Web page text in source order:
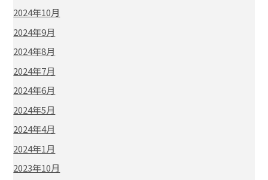
2024年10月
2024年9月
2024年8月
2024年7月
2024年6月
2024年5月
2024年4月
2024年1月
2023年10月